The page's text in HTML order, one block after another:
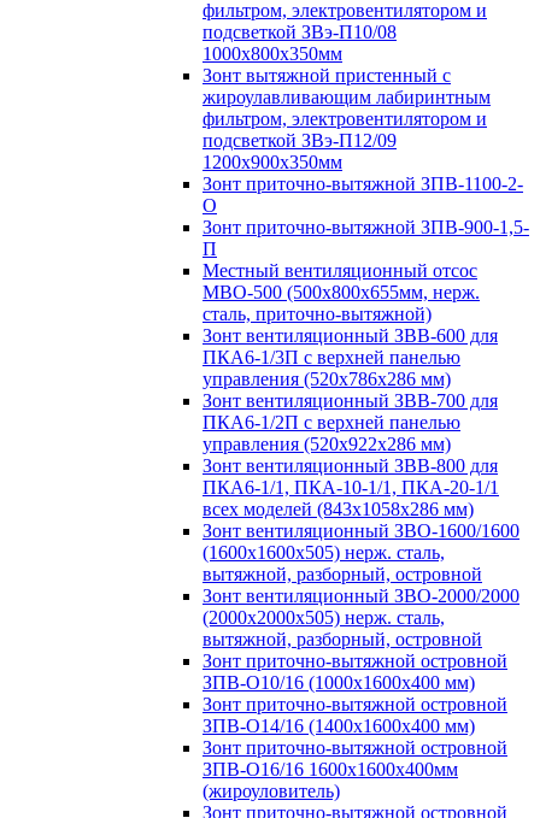
фильтром, электровентилятором и
подсветкой ЗВэ-П10/08
1000х800х350мм
Зонт вытяжной пристенный с
жироулавливающим лабиринтным
фильтром, электровентилятором и
подсветкой ЗВэ-П12/09
1200х900х350мм
Зонт приточно-вытяжной ЗПВ-1100-2-
О
Зонт приточно-вытяжной ЗПВ-900-1,5-
П
Местный вентиляционный отсос
МВО-500 (500х800х655мм, нерж.
сталь, приточно-вытяжной)
Зонт вентиляционный ЗВВ-600 для
ПКА6-1/3П с верхней панелью
управления (520х786х286 мм)
Зонт вентиляционный ЗВВ-700 для
ПКА6-1/2П с верхней панелью
управления (520х922х286 мм)
Зонт вентиляционный ЗВВ-800 для
ПКА6-1/1, ПКА-10-1/1, ПКА-20-1/1
всех моделей (843х1058х286 мм)
Зонт вентиляционный ЗВО-1600/1600
(1600х1600х505) нерж. сталь,
вытяжной, разборный, островной
Зонт вентиляционный ЗВО-2000/2000
(2000х2000х505) нерж. сталь,
вытяжной, разборный, островной
Зонт приточно-вытяжной островной
ЗПВ-О10/16 (1000х1600х400 мм)
Зонт приточно-вытяжной островной
ЗПВ-О14/16 (1400х1600х400 мм)
Зонт приточно-вытяжной островной
ЗПВ-О16/16 1600х1600х400мм
(жироуловитель)
Зонт приточно-вытяжной островной